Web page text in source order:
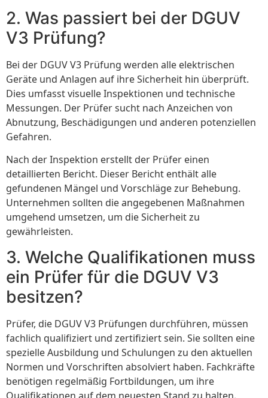
2. Was passiert bei der DGUV
V3 Prüfung?
Bei der DGUV V3 Prüfung werden alle elektrischen
Geräte und Anlagen auf ihre Sicherheit hin überprüft.
Dies umfasst visuelle Inspektionen und technische
Messungen. Der Prüfer sucht nach Anzeichen von
Abnutzung, Beschädigungen und anderen potenziellen
Gefahren.
Nach der Inspektion erstellt der Prüfer einen
detaillierten Bericht. Dieser Bericht enthält alle
gefundenen Mängel und Vorschläge zur Behebung.
Unternehmen sollten die angegebenen Maßnahmen
umgehend umsetzen, um die Sicherheit zu
gewährleisten.
3. Welche Qualifikationen muss
ein Prüfer für die DGUV V3
besitzen?
Prüfer, die DGUV V3 Prüfungen durchführen, müssen
fachlich qualifiziert und zertifiziert sein. Sie sollten eine
spezielle Ausbildung und Schulungen zu den aktuellen
Normen und Vorschriften absolviert haben. Fachkräfte
benötigen regelmäßig Fortbildungen, um ihre